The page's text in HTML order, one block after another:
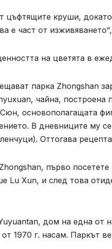
цъфтящите круши,
е част от
на цветята в
парка Zhongshan
чайна, построена
основополагащата
В дневниците му
Оттогава
първо
Lu Xun, и след това
дом на една от
1970 г. насам. Паркът